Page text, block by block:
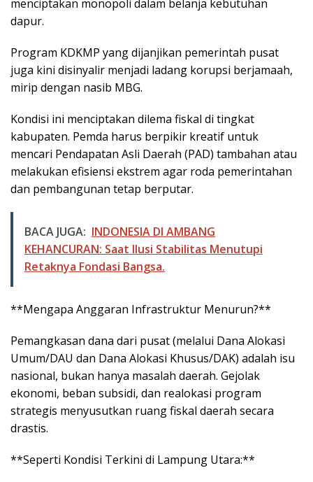
menciptakan monopoli dalam belanja kebutuhan
dapur.
Program KDKMP yang dijanjikan pemerintah pusat
juga kini disinyalir menjadi ladang korupsi berjamaah,
mirip dengan nasib MBG.
Kondisi ini menciptakan dilema fiskal di tingkat
kabupaten. Pemda harus berpikir kreatif untuk
mencari Pendapatan Asli Daerah (PAD) tambahan atau
melakukan efisiensi ekstrem agar roda pemerintahan
dan pembangunan tetap berputar.
BACA JUGA: INDONESIA DI AMBANG
KEHANCURAN: Saat Ilusi Stabilitas Menutupi
Retaknya Fondasi Bangsa.
**Mengapa Anggaran Infrastruktur Menurun?**
Pemangkasan dana dari pusat (melalui Dana Alokasi
Umum/DAU dan Dana Alokasi Khusus/DAK) adalah isu
nasional, bukan hanya masalah daerah. Gejolak
ekonomi, beban subsidi, dan realokasi program
strategis menyusutkan ruang fiskal daerah secara
drastis.
**Seperti Kondisi Terkini di Lampung Utara:**